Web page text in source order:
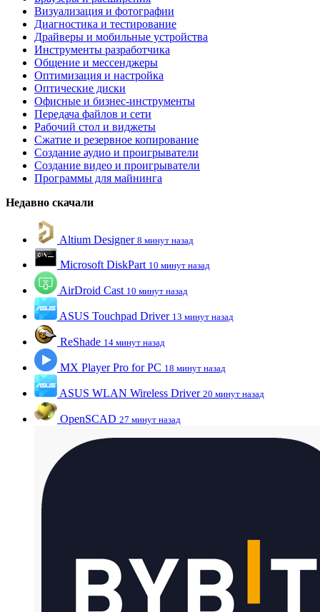
Визуализация и фотографии
Диагностика и тестирование
Драйверы и мобильные устройства
Инструменты разработчика
Общение и мессенджеры
Оптимизация и настройка
Оптические диски
Офисные и бизнес-инструменты
Передача файлов и сети
Рабочий стол и виджеты
Сжатие и резервное копирование
Создание аудио и проигрыватели
Создание видео и проигрыватели
Программы для майнинга
Недавно скачали
Altium Designer 8 минут назад
Microsoft DiskPart 10 минут назад
AirDroid Cast 10 минут назад
ASUS Touchpad Driver 13 минут назад
ReShade 14 минут назад
MX Player Pro for PC 18 минут назад
ASUS WLAN Wireless Driver 20 минут назад
OpenSCAD 27 минут назад